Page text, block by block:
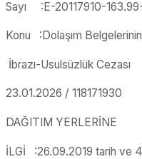
Sayı :E-20117910-
Konu :Dolaşım
İbrazı-Usulsüzlük Cezası
23.01.2026 / 118171930
DAĞITIM YERLERİNE
İLGİ :26.09.2019 tarih ve